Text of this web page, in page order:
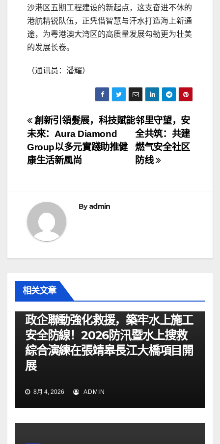
沙港区五期工程建设的新起点，这支奋进不休的
港航精锐队伍，正凭借智慧与汗水打造海上新通
途，为粤港澳大湾区的高质量发展勾勒更为壮美
的发展长卷。
（通讯员：潘耀）
文
章
导
邻里守望，安
全共筑：共建
燃气安全社区
防线
創新引領髮展，科技賦能
未來：Aura Diamond
Group以多元實踐助推健
康生活新風尚
Byadmin
相关文章
政企聯動強化救援，築牢水上施工
安全防線！2026防汛暨水上搜救
綜合演練在張靖皋長江大橋項目開
展
8月 4, 2026 ADMIN